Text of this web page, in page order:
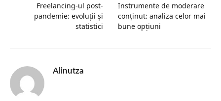
Freelancing-ul post-
pandemie: evoluții și
statistici
Instrumente de moderare
conținut: analiza celor mai
bune opțiuni
Alinutza